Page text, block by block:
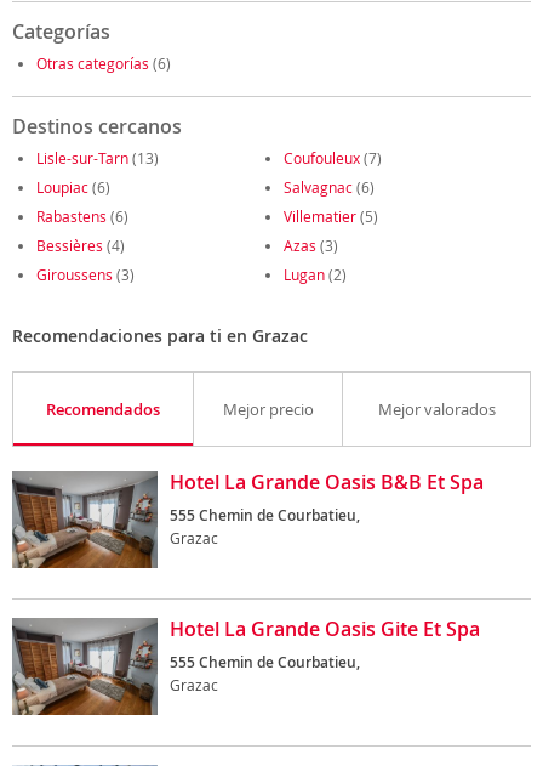
Categorías
Otras categorías (6)
Destinos cercanos
Lisle-sur-Tarn(13) Coufouleux(7)
Loupiac(6) Salvagnac(6)
Rabastens (6) Villematier(5)
Bessières (4) Azas (3)
Giroussens (3) Lugan(2)
Recomendaciones para ti en Grazac
Recomendados Mejor precio Mejor valorados
Hotel La Grande Oasis B&B Et Spa
555 Chemin de Courbatieu,
Grazac
Hotel La Grande Oasis Gite Et Spa
555 Chemin de Courbatieu,
Grazac